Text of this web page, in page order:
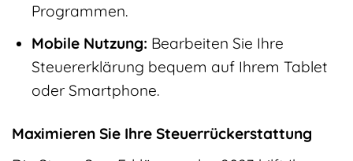
Programmen.
Mobile Nutzung: Bearbeiten Sie Ihre
Steuererklärung bequem auf Ihrem Tablet
oder Smartphone.
Maximieren Sie Ihre Steuerrückerstattung